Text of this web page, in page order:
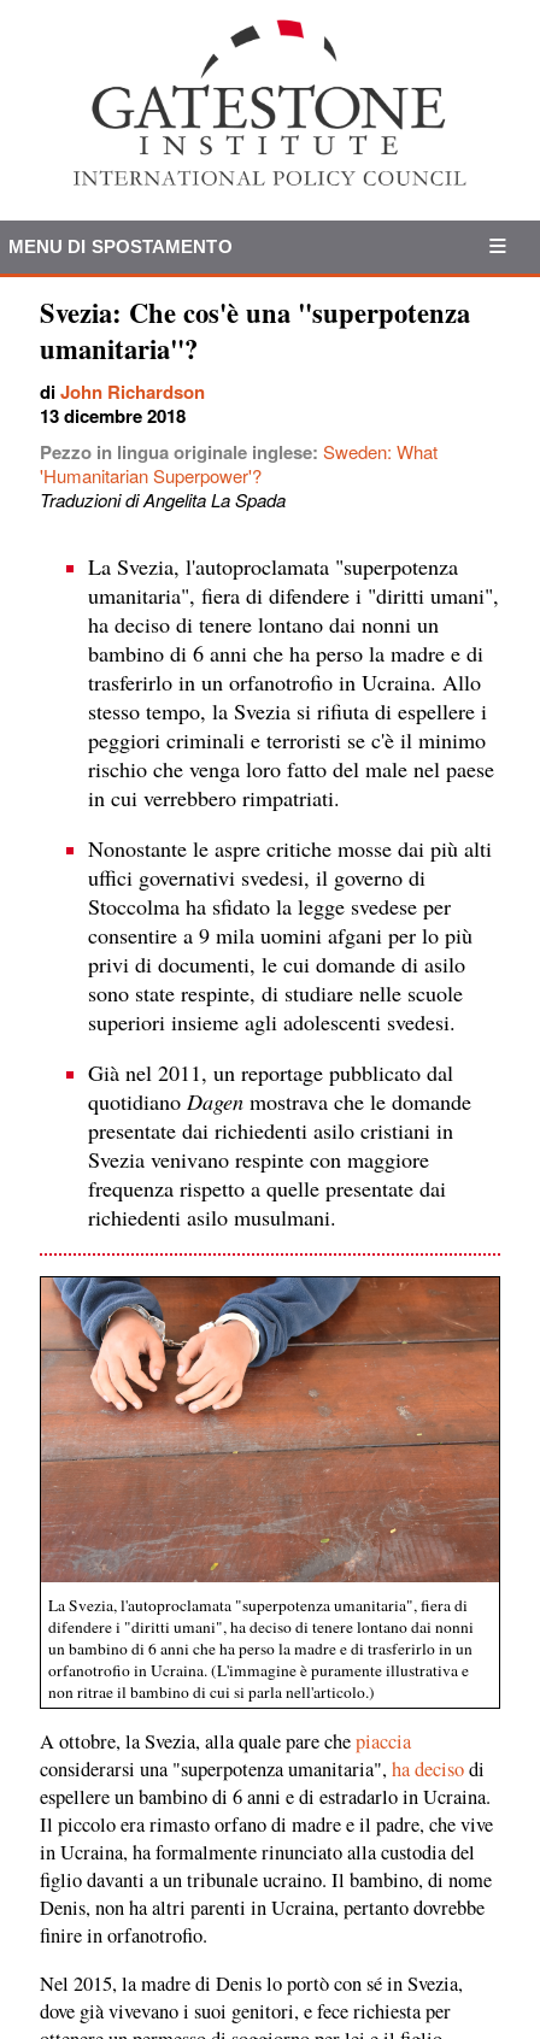
MENU DI SPOSTAMENTO
Svezia: Che cos'è una "superpotenza
umanitaria"?
diJohn Richardson
13 dicembre 2018
Pezzo in lingua originale inglese: Sweden: What
'Humanitarian Superpower'?
Traduzioni di Angelita La Spada
La Svezia, l'autoproclamata "superpotenza
umanitaria", fiera di difendere i "diritti umani",
ha deciso di tenere lontano dai nonni un
bambino di 6 anni che ha perso la madre e di
trasferirlo in un orfanotrofio in Ucraina. Allo
stesso tempo, la Svezia si rifiuta di espellere i
peggiori criminali e terroristi se c'è il minimo
rischio che venga loro fatto del male nel paese
in cui verrebbero rimpatriati.
Nonostante le aspre critiche mosse dai più alti
uffici governativi svedesi, il governo di
Stoccolma ha sfidato la legge svedese per
consentire a 9 mila uomini afgani per lo più
privi di documenti, le cui domande di asilo
sono state respinte, di studiare nelle scuole
superiori insieme agli adolescenti svedesi.
Già nel 2011, un reportage pubblicato dal
quotidiano Dagen mostrava che le domande
presentate dai richiedenti asilo cristiani in
Svezia venivano respinte con maggiore
frequenza rispetto a quelle presentate dai
richiedenti asilo musulmani.
La Svezia, l'autoproclamata "superpotenza umanitaria", fiera di
difendere i "diritti umani", ha deciso di tenere lontano dai nonni
un bambino di 6 anni che ha perso la madre e di trasferirlo in un
orfanotrofio in Ucraina. (L'immagine è puramente illustrativa e
non ritrae il bambino di cui si parla nell'articolo.)
A ottobre, la Svezia, alla quale pare chepiaccia
considerarsi una "superpotenza umanitaria",ha decisodi
espellere un bambino di 6 anni e di estradarlo in Ucraina.
Il piccolo era rimasto orfano di madre e il padre, che vive
in Ucraina, ha formalmente rinunciato alla custodia del
figlio davanti a un tribunale ucraino. Il bambino, di nome
Denis, non ha altri parenti in Ucraina, pertanto dovrebbe
finire in orfanotrofio.
Nel 2015, la madre di Denis lo portò con sé in Svezia,
dove già vivevano i suoi genitori, e fece richiesta per